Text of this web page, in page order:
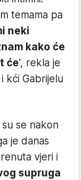
temama pa
neki
kako će
će', rekla je
kći Gabrijelu
se nakon
je danas
vjeri i
supruga